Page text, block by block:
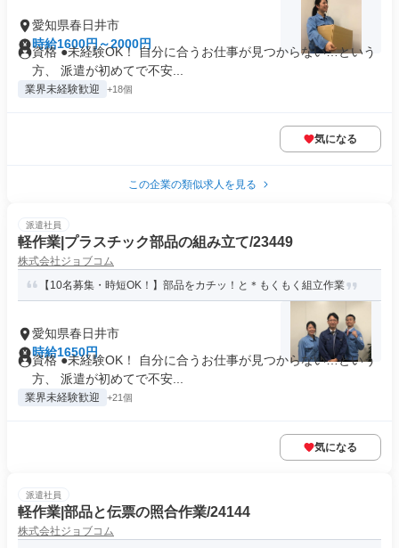
愛知県春日井市
時給1600円～2000円
資格 ●未経験OK！ 自分に合うお仕事が見つからない…という
方、 派遣が初めてで不安...
業界未経験歓迎 +18個
気になる
この企業の類似求人を見る
派遣社員
軽作業|プラスチック部品の組み立て/23449
株式会社ジョブコム
【10名募集・時短OK！】部品をカチッ！と＊もくもく組立作業
愛知県春日井市
時給1650円
資格 ●未経験OK！ 自分に合うお仕事が見つからない…という
方、 派遣が初めてで不安...
業界未経験歓迎 +21個
気になる
派遣社員
軽作業|部品と伝票の照合作業/24144
株式会社ジョブコム